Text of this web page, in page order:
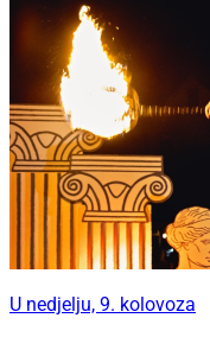
U nedjelju, 9. kolovoza